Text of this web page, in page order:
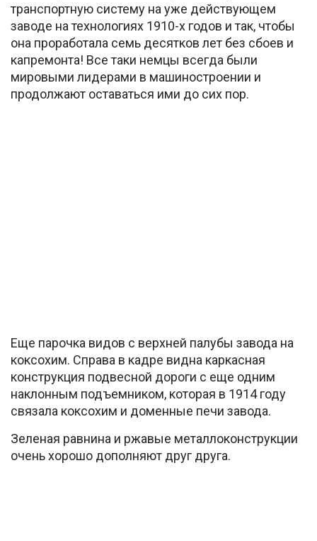
транспортную систему на уже действующем
заводе на технологиях 1910-х годов и так, чтобы
она проработала семь десятков лет без сбоев и
капремонта! Все таки немцы всегда были
мировыми лидерами в машиностроении и
продолжают оставаться ими до сих пор.
Еще парочка видов с верхней палубы завода на
коксохим. Справа в кадре видна каркасная
конструкция подвесной дороги c еще одним
наклонным подъемником, которая в 1914 году
связала коксохим и доменные печи завода.
Зеленая равнина и ржавые металлоконструкции
очень хорошо дополняют друг друга.